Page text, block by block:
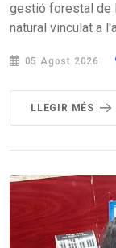
gestió forestal de
natural vinculat a
05 Agost 2026
LLEGIR MÉS